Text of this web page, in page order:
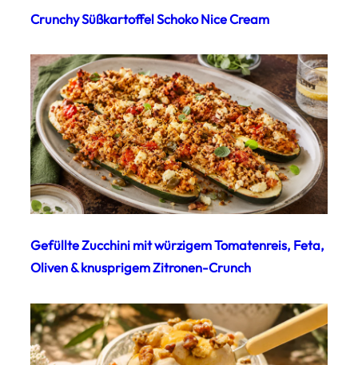
Crunchy Süßkartoffel Schoko Nice Cream
Gefüllte Zucchini mit würzigem Tomatenreis, Feta,
Oliven & knusprigem Zitronen-Crunch